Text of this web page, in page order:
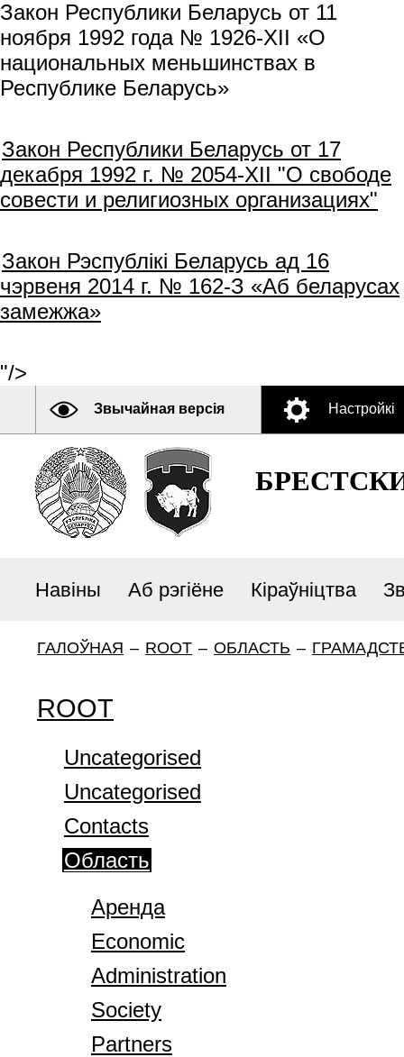
Закон Республики Беларусь от 11
ноября 1992 года № 1926-XII «О
национальных меньшинствах в
Республике Беларусь»
Закон Республики Беларусь от 17
декабря 1992 г. № 2054-XІІ "О свободе
совести и религиозных организациях"
Закон Рэспублікі Беларусь ад 16
чэрвеня 2014 г. № 162-З «Аб беларусах
замежжа»
"/>
Звычайная версія Настройкі
Навіны Аб рэгіёне Кіраўніцтва
ГАЛОЎНАЯ – ROOT – ОБЛАСТЬ –
ROOT
Uncategorised
Uncategorised
Contacts
Область
Аренда
Economic
Administration
Society
Partners